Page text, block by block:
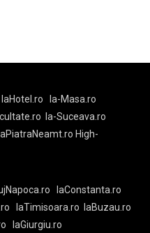
laHotel.ro
la-Masa.ro
la-Suceava.ro
laPiatraNeamt.ro High-
laConstanta.ro
laTimisoara.ro
laBuzau.ro
laGiurgiu.ro